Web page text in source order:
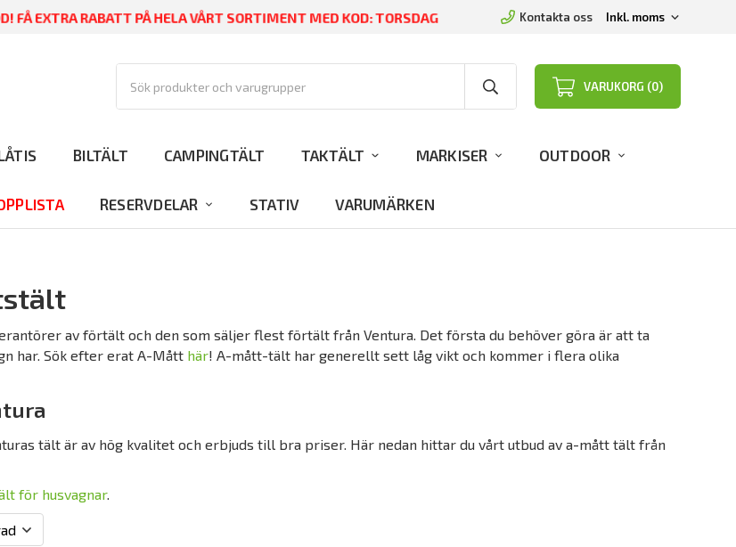
FÅ EXTRA RABATT PÅ HELA VÅRT SORTIMENT MED KOD: TORSDAG Kontakta oss
VARUKORG (0)
BILTÄLT CAMPINGTÄLT TAKTÄLT MARKISER OUTDOOR
RESERVDELAR STATIV VARUMÄRKEN
av förtält och den som säljer flest förtält från Ventura. Det första du behöver göra är att ta
har. Sök efter erat A-Mått här! A-mått-tält har generellt sett låg vikt och kommer i flera olika
tält är av hög kvalitet och erbjuds till bra priser. Här nedan hittar du vårt utbud av a-mått tält från
för husvagnar.